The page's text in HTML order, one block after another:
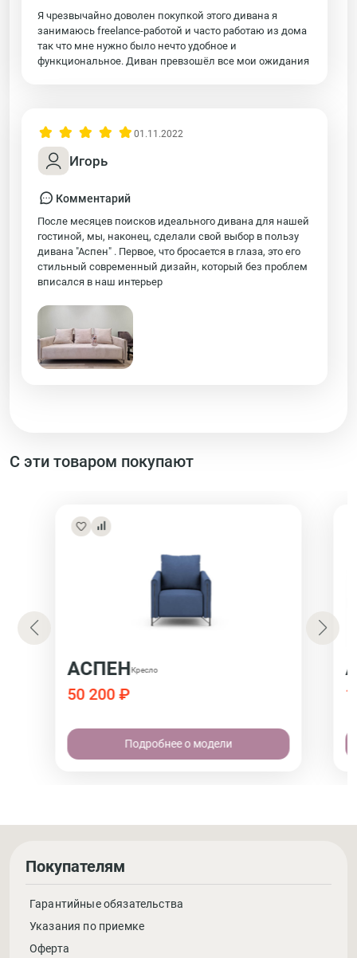
Я чрезвычайно доволен покупкой этого дивана я
занимаюсь freelance-работой и часто работаю из дома
так что мне нужно было нечто удобное и
функциональное. Диван превзошёл все мои ожидания
Игорь
01.11.2022
Комментарий
После месяцев поисков идеального дивана для нашей
гостиной, мы, наконец, сделали свой выбор в пользу
дивана "Аспен" . Первое, что бросается в глаза, это его
стильный современный дизайн, который без проблем
вписался в наш интерьер
С эти товаром покупают
АСПЕНКресло
50 200 ₽
Подробнее о модели
Покупателям
Гарантийные обязательства
Указания по приемке
Оферта